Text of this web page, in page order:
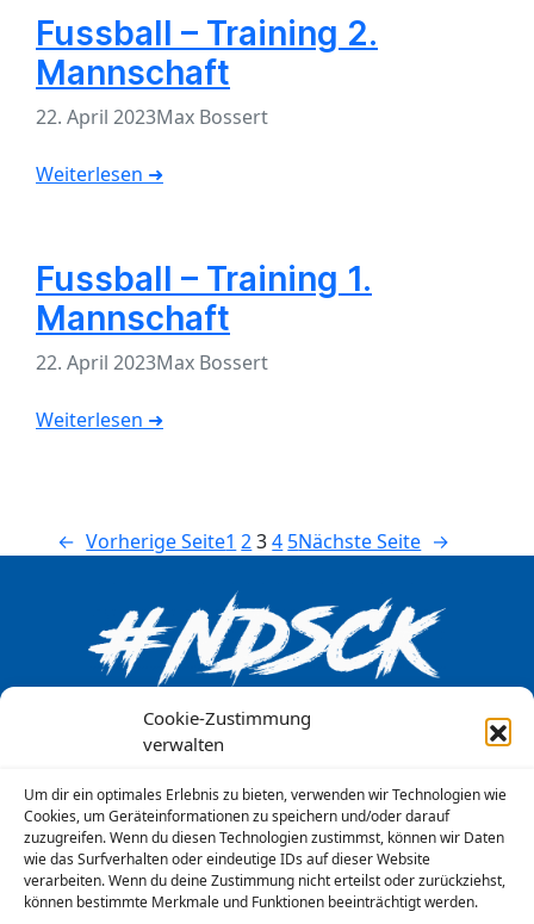
Cookie-Zustimmung
verwalten
Um dir ein optimales Erlebnis zu bieten, verwenden wir Technologien wie
Cookies, um Geräteinformationen zu speichern und/oder darauf
zuzugreifen. Wenn du diesen Technologien zustimmst, können wir Daten
wie das Surfverhalten oder eindeutige IDs auf dieser Website
verarbeiten. Wenn du deine Zustimmung nicht erteilst oder zurückziehst,
können bestimmte Merkmale und Funktionen beeinträchtigt werden.
Fussball – Training 2.
Mannschaft
22. April 2023Max Bossert
Weiterlesen ➜
Fussball – Training 1.
Mannschaft
22. April 2023Max Bossert
Weiterlesen ➜
← Vorherige Seite1 234 5Nächste Seite →
Kontakt
Kalender
Downloads
Datenschutzerklärung